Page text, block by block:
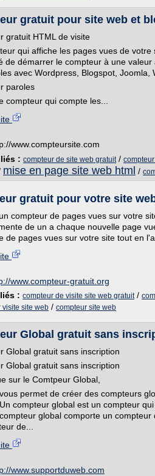
gratuit pour site web et
gratuit HTML de visite
qui affiche les pages vues de
de démarrer le compteur à une
avec Wordpress, Blogspot, Joomla,
paroles
compteur qui compte les...
www.compteursite.com
: compteur de site web gratuit/
mise en page site web html /
gratuit pour votre site
compteur de pages vues sur votre
de un a chaque nouvelle page
de pages vues sur votre site tout en
www.compteur-gratuit.org
: compteur de visite site web gratuit/
visite site web / compteur site web
Global gratuit sans
Global gratuit sans inscription
Global gratuit sans inscription
sur le Comtpeur Global,
permet de créer des compteurs
compteur global est un compteur
global comporte un
de...
www.supportduweb.com